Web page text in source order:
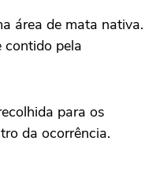
área de mata nativa.
contido pela
para os
da ocorrência.